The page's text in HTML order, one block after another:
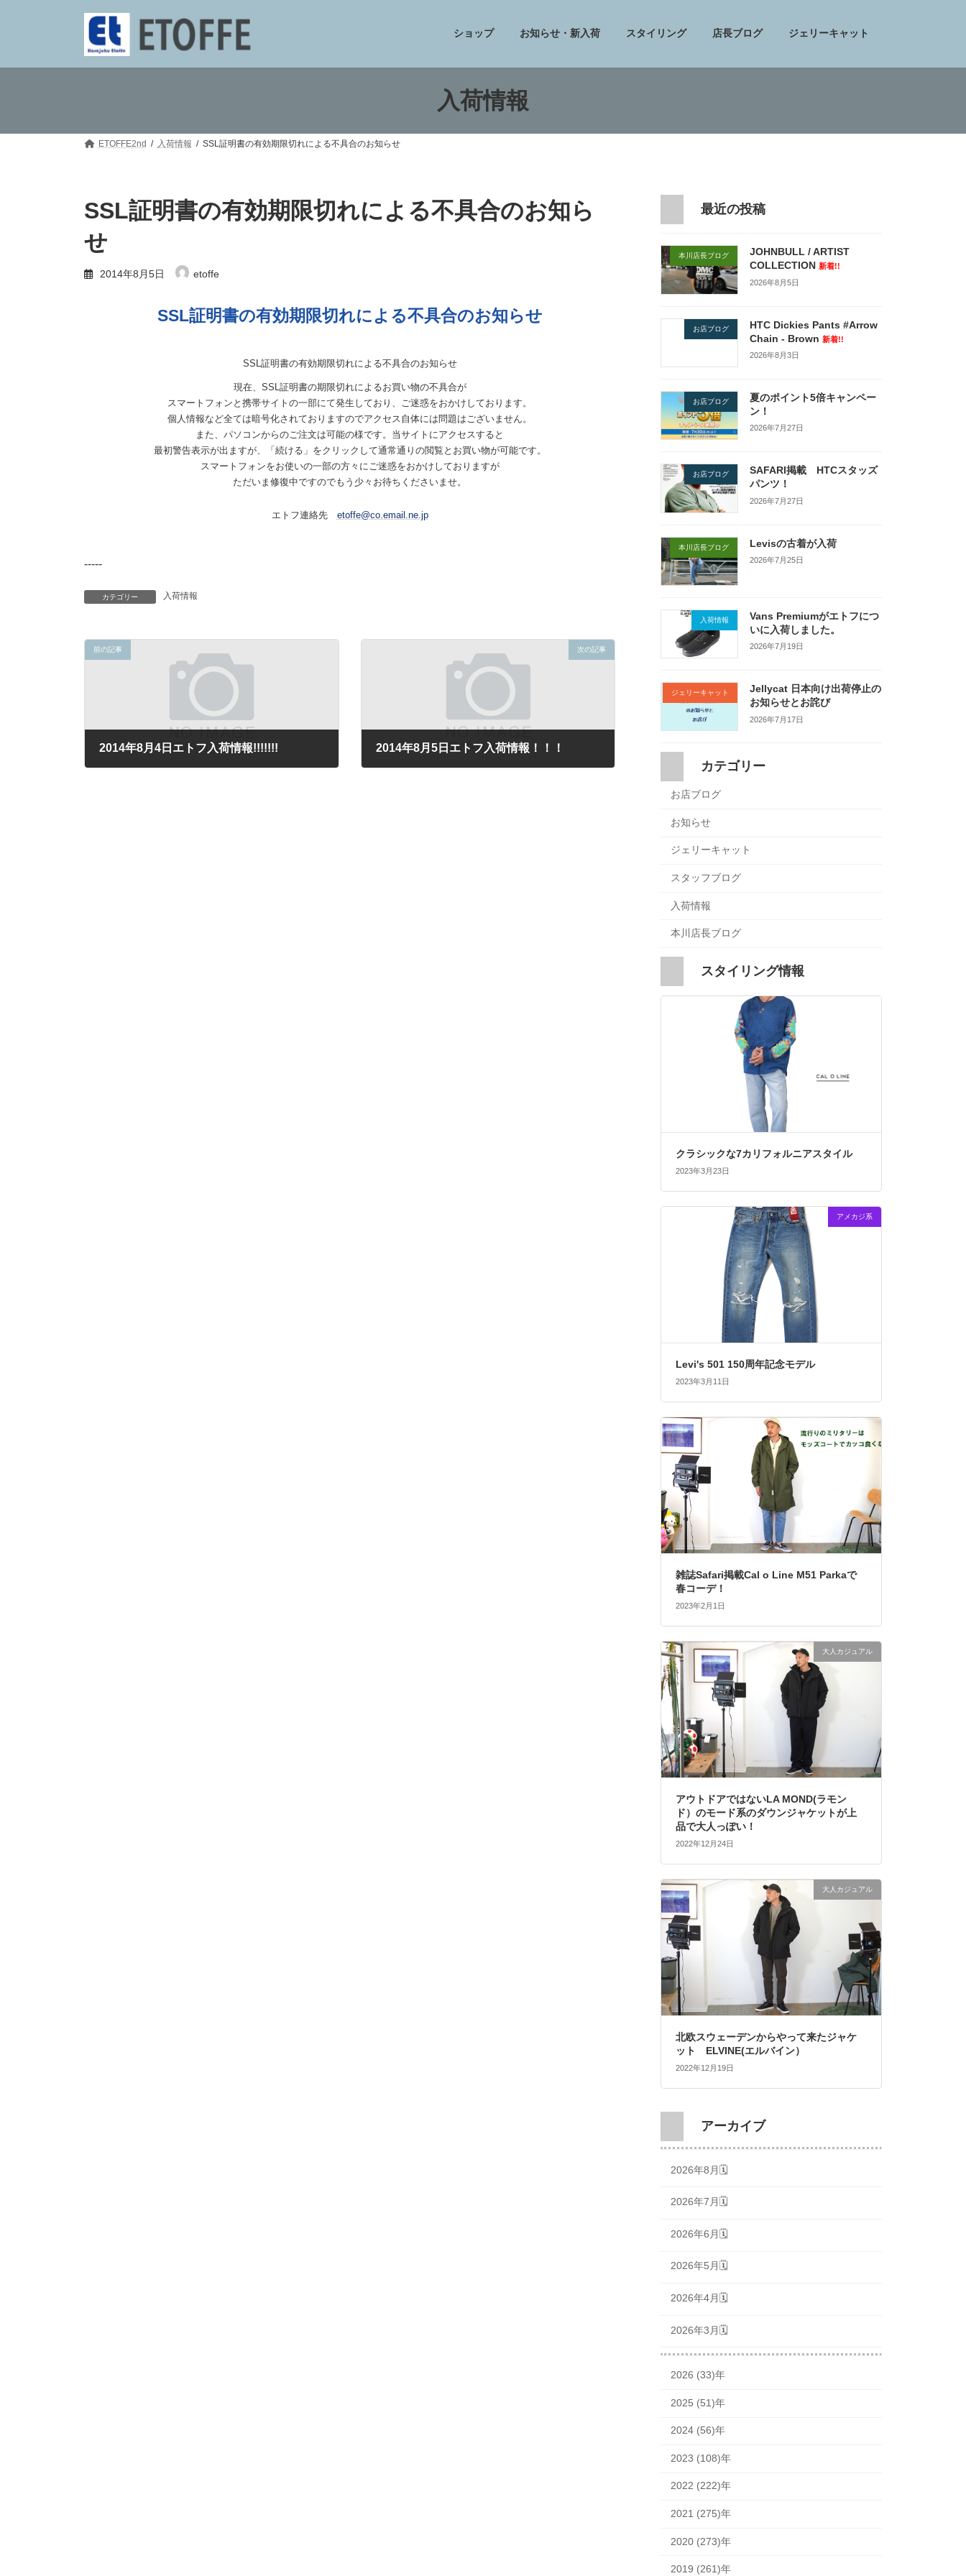
ツ
シ
ショップ お知らせ・新入荷 スタイリング 店長ブログ ジェリーキャット
入荷情報
ETOFFE2nd 入荷情報 SSL証明書の有効期限切れによる不具合のお知らせ
SSL証明書の有効期限切れによる不具合のお知ら
せ
2014年8月5日 etoffe
SSL証明書の有効期限切れによる不具合のお知らせ
SSL証明書の有効期限切れによる不具合のお知らせ
現在、SSL証明書の期限切れによるお買い物の不具合が
スマートフォンと携帯サイトの一部にて発生しており、ご迷惑をおかけしております。
個人情報など全ては暗号化されておりますのでアクセス自体には問題はございません。
また、パソコンからのご注文は可能の様です。当サイトにアクセスすると
最初警告表示が出ますが、「続ける」をクリックして通常通りの閲覧とお買い物が可能です。
スマートフォンをお使いの一部の方々にご迷惑をおかけしておりますが
ただいま修復中ですのでもう少々お待ちくださいませ。
エトフ連絡先 etoffe@co.email.ne.jp
-----
カテゴリー 入荷情報
前の記事
2014年8月4日エトフ入荷情報!!!!!!!
次の記事
2014年8月5日エトフ入荷情報！！！
最近の投稿
本川店長ブログ
JOHNBULL / ARTIST
COLLECTION 新着!!
2026年8月5日
お店ブログ
HTC Dickies Pants #Arrow
Chain - Brown 新着!!
2026年8月3日
お店ブログ
夏のポイント5倍キャンペー
ン！
2026年7月27日
お店ブログ
SAFARI掲載 HTCスタッズ
パンツ！
2026年7月27日
本川店長ブログ Levisの古着が入荷
2026年7月25日
入荷情報
Vans Premiumがエトフにつ
いに入荷しました。
2026年7月19日
ジェリーキャット
Jellycat 日本向け出荷停止の
お知らせとお詫び
2026年7月17日
カテゴリー
お店ブログ
お知らせ
ジェリーキャット
スタッフブログ
入荷情報
本川店長ブログ
スタイリング情報
クラシックな7カリフォルニアスタイル
2023年3月23日
アメカジ系
Levi's 501 150周年記念モデル
2023年3月11日
雑誌Safari掲載Cal o Line M51 Parkaで
春コーデ！
2023年2月1日
大人カジュアル
アウトドアではないLA MOND(ラモン
ド）のモード系のダウンジャケットが上
品で大人っぽい！
2022年12月24日
大人カジュアル
北欧スウェーデンからやって来たジャケ
ット ELVINE(エルバイン）
2022年12月19日
アーカイブ
2026年8月🗓
2026年7月🗓
2026年6月🗓
2026年5月🗓
2026年4月🗓
2026年3月🗓
2026 (33)年
2025 (51)年
2024 (56)年
2023 (108)年
2022 (222)年
2021 (275)年
2020 (273)年
2019 (261)年